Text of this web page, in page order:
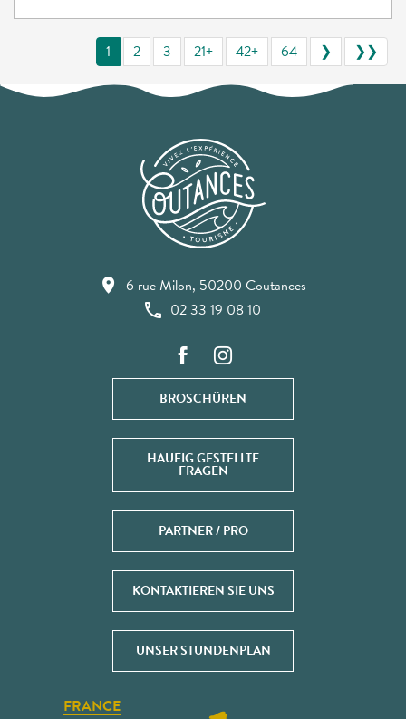
1 2 3 21+ 42+ 64 ❯ ❯❯
6 rue Milon, 50200 Coutances
02 33 19 08 10
BROSCHÜREN
HÄUFIG GESTELLTE
FRAGEN
PARTNER / PRO
KONTAKTIEREN SIE UNS
UNSER STUNDENPLAN
FRANCE